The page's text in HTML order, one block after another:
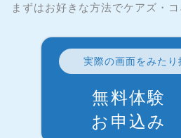
まずはお好きな方法でケアズ・
実際の画面をみたり
無料体験
お申込み